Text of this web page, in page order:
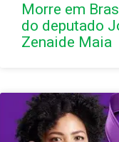
Morre em
do deputado
Zenaide Maia